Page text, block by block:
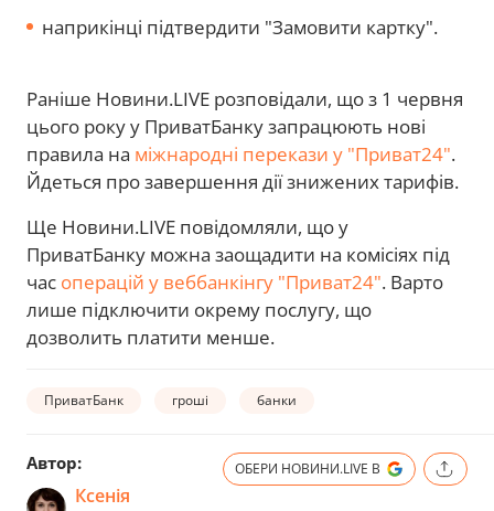
наприкінці підтвердити "Замовити картку".
Раніше Новини.LIVE розповідали, що з 1 червня
цього року у ПриватБанку запрацюють нові
правила на міжнародні перекази у "Приват24".
Йдеться про завершення дії знижених тарифів.
Ще Новини.LIVE повідомляли, що у
ПриватБанку можна заощадити на комісіях під
час операцій у веббанкінгу "Приват24". Варто
лише підключити окрему послугу, що
дозволить платити менше.
ПриватБанк гроші банки
Автор:
Ксенія
ОБЕРИ НОВИНИ.LIVE В